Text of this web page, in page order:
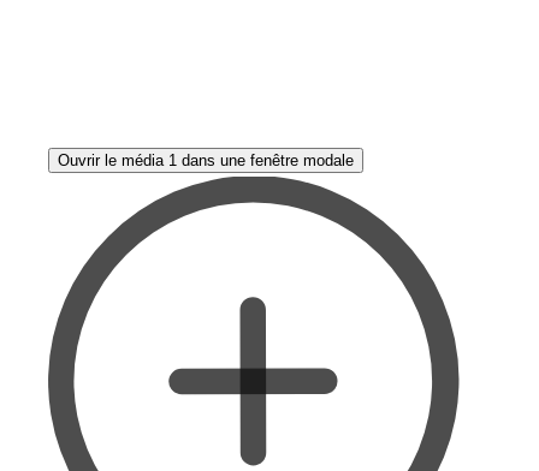
Ouvrir le média 1 dans une fenêtre modale